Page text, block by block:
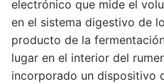
electrónico que mide el
en el sistema digestivo de
producto de la
lugar en el interior del
incorporado un dispositivo